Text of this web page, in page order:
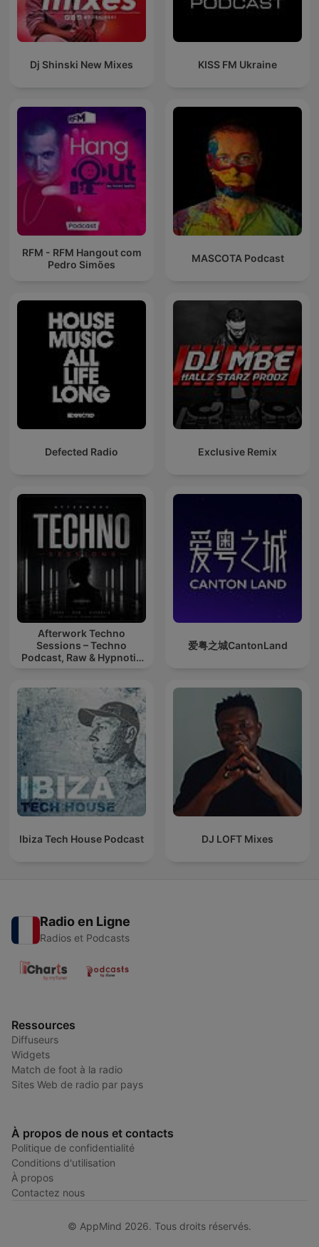
Dj Shinski New Mixes KISS FM Ukraine
RFM - RFM Hangout com
Pedro Simões
MASCOTA Podcast
Defected Radio Exclusive Remix
Afterwork Techno
Sessions – Techno
Podcast, Raw & Hypnotic
爱粤之城CantonLand
Ibiza Tech House Podcast DJ LOFT Mixes
Radio en Ligne
Radios et Podcasts
Ressources
Diffuseurs
Widgets
Match de foot à la radio
Sites Web de radio par pays
À propos de nous et contacts
Politique de confidentialité
Conditions d'utilisation
À propos
Contactez nous
© AppMind 2026. Tous droits réservés.